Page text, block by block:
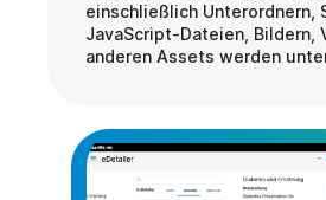
einschließlich Unterordnern,
JavaScript-Dateien, Bildern,
anderen Assets werden